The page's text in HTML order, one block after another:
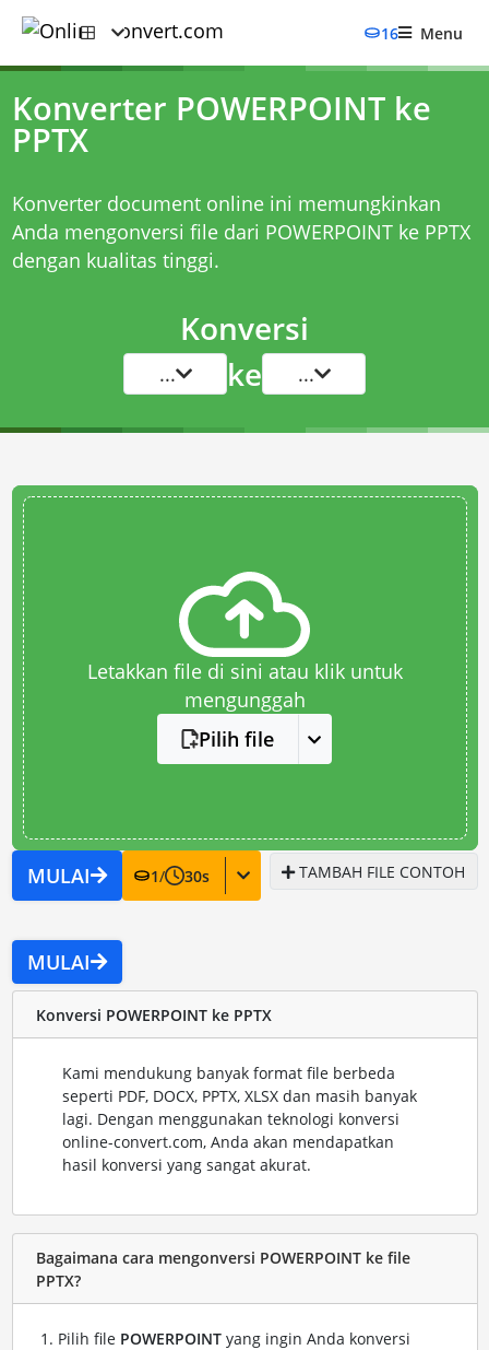
16 Menu
Konverter POWERPOINT ke
PPTX
Konverter document online ini memungkinkan
Anda mengonversi file dari POWERPOINT ke PPTX
dengan kualitas tinggi.
Konversi
... ke ...
Letakkan file di sini atau klik untuk
mengunggah
Pilih file
MULAI 1/ 30s TAMBAH FILE CONTOH
MULAI
Konversi POWERPOINT ke PPTX
Kami mendukung banyak format file berbeda
seperti PDF, DOCX, PPTX, XLSX dan masih banyak
lagi. Dengan menggunakan teknologi konversi
online-convert.com, Anda akan mendapatkan
hasil konversi yang sangat akurat.
Bagaimana cara mengonversi POWERPOINT ke file
PPTX?
Pilih file POWERPOINTyang ingin Anda konversi